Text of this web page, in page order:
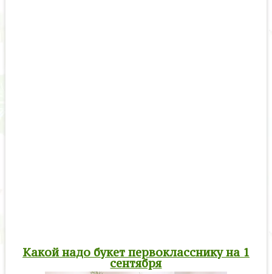
Какой надо букет первокласснику на 1
сентября